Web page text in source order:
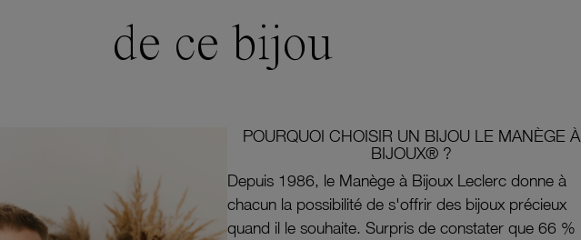
de ce bijou
POURQUOI CHOISIR UN BIJOU LE MANÈGE À
BIJOUX® ?
Depuis 1986, le Manège à Bijoux Leclerc donne à
chacun la possibilité de s'offrir des bijoux précieux
quand il le souhaite. Surpris de constater que 66 %